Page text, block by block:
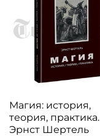
Магия: история,
теория, практика.
Эрнст Шертель